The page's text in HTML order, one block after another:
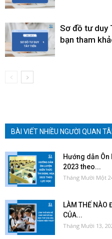
Sơ đồ tư duy
bạn tham
BÀI VIẾT NHIỀU NGƯỜI QUAN
Hướng dẫn Ôn
2023 theo...
Tháng Mười Một
LÀM THẾ NÀO
CỦA...
Tháng Mười 13,